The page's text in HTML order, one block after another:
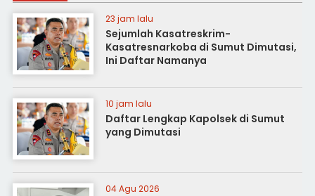
23 jam lalu
Sejumlah Kasatreskrim-
Kasatresnarkoba di Sumut Dimutasi,
Ini Daftar Namanya
10 jam lalu
Daftar Lengkap Kapolsek di Sumut
yang Dimutasi
04 Agu 2026